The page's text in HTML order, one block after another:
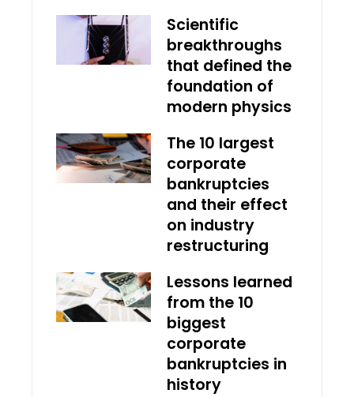
Scientific
breakthroughs
that defined the
foundation of
modern physics
The 10 largest
corporate
bankruptcies
and their effect
on industry
restructuring
Lessons learned
from the 10
biggest
corporate
bankruptcies in
history